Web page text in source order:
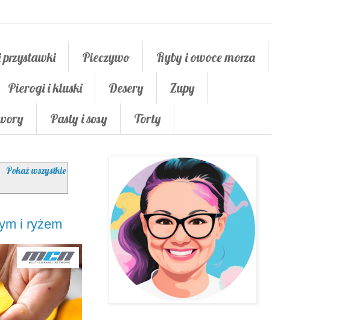
przystawki Pieczywo
Ryby i owoce morza
Pierogi i kluski Desery
Zupy
Pasty i sosy Torty
Pokaż wszystkie
i ryżem